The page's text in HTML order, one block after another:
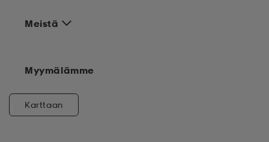
Meistä
Myymälämme
Karttaan